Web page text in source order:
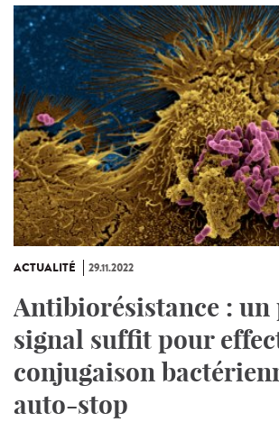
ACTUALITÉ 29.11.2022
Antibiorésistance : un
signal suffit pour
conjugaison
auto-stop